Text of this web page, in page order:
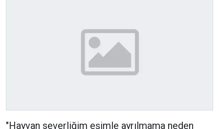
"Hayvan severliğim eşimle ayrılmama neden